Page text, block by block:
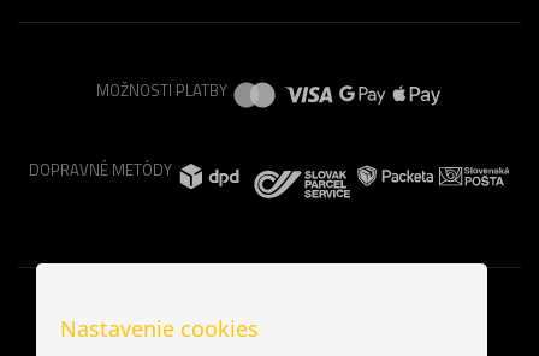
MOŽNOSTI PLATBY
DOPRAVNÉ METÓDY
Nastavenie cookies